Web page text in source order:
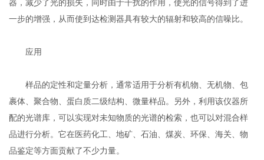
器，减少了光的损失，同时由于干扰的作用，使光的信号得到了进
一步的增强，从而使到达检测器具有较大的辐射和较高的信噪比。
应用
样品的定性和定量分析，通常适用于分析有机物、无机物、包
裹体、聚合物、蛋白质二级结构、微量样品。另外，利用该仪器所
配的光谱库，可以实现对未知物质的光谱的检索，也可以对混合样
品进行分析。它在医药化工、地矿、石油、煤炭、环保、海关、物
品鉴定等方面贡献了不少力量。